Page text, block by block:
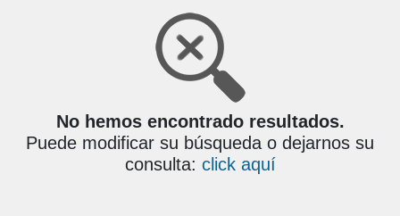
No hemos encontrado resultados.
Puede modificar su búsqueda o dejarnos su
consulta: click aquí